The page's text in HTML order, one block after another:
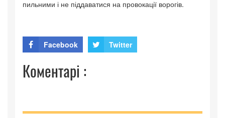
пильними і не піддаватися на провокації ворогів.
Facebook Twitter
Коментарі :